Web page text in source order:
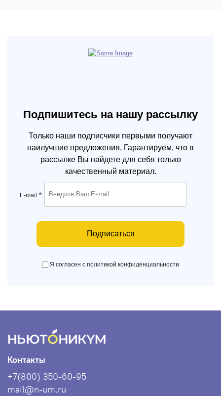
Подпишитесь на нашу рассылку
Только наши подписчики первыми получают
наилучшие предложения. Гарантируем, что в
рассылке Вы найдете для себя только
качественный материал.
E-mail *
Подписаться
Я согласен с политикой конфиденциальности
Контакты
+7(800) 350-60-95
mail@n-um.ru